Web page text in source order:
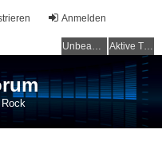
Anmelden
Unbeantwortete Themen Aktive Themen